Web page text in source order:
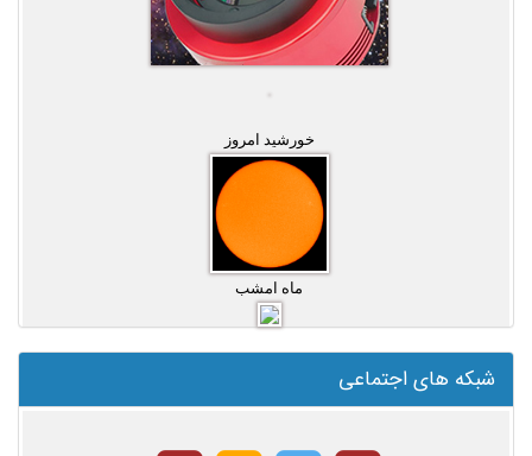
خورشید امروز
ماه امشب
شبکه های اجتماعی